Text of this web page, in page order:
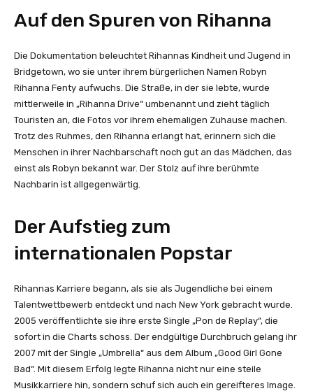
Auf den Spuren von Rihanna
Die Dokumentation beleuchtet Rihannas Kindheit und Jugend in
Bridgetown, wo sie unter ihrem bürgerlichen Namen Robyn
Rihanna Fenty aufwuchs. Die Straße, in der sie lebte, wurde
mittlerweile in „Rihanna Drive“ umbenannt und zieht täglich
Touristen an, die Fotos vor ihrem ehemaligen Zuhause machen.
Trotz des Ruhmes, den Rihanna erlangt hat, erinnern sich die
Menschen in ihrer Nachbarschaft noch gut an das Mädchen, das
einst als Robyn bekannt war. Der Stolz auf ihre berühmte
Nachbarin ist allgegenwärtig.
Der Aufstieg zum
internationalen Popstar
Rihannas Karriere begann, als sie als Jugendliche bei einem
Talentwettbewerb entdeckt und nach New York gebracht wurde.
2005 veröffentlichte sie ihre erste Single „Pon de Replay“, die
sofort in die Charts schoss. Der endgültige Durchbruch gelang ihr
2007 mit der Single „Umbrella“ aus dem Album „Good Girl Gone
Bad“. Mit diesem Erfolg legte Rihanna nicht nur eine steile
Musikkarriere hin, sondern schuf sich auch ein gereifteres Image.